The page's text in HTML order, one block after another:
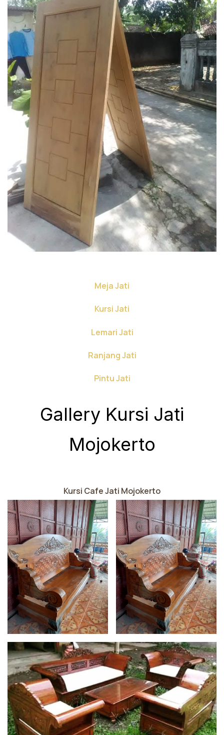
Meja Jati
Kursi Jati
Lemari Jati
Ranjang Jati
Pintu Jati
Gallery Kursi Jati
Mojokerto
Kursi Cafe Jati Mojokerto